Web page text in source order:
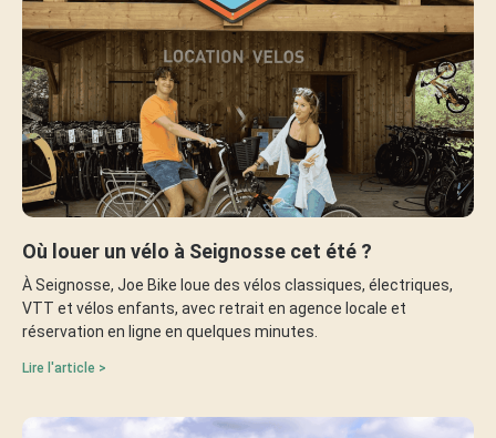
Où louer un vélo à Seignosse cet été ?
À Seignosse, Joe Bike loue des vélos classiques, électriques,
VTT et vélos enfants, avec retrait en agence locale et
réservation en ligne en quelques minutes.
Lire l'article >